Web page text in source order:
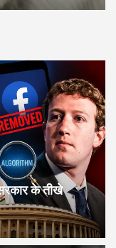
के तीखे